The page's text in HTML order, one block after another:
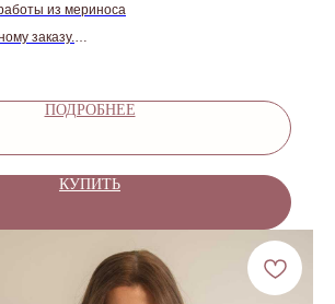
из мериноса
заказу.
ПОДРОБНЕЕ
КУПИТЬ